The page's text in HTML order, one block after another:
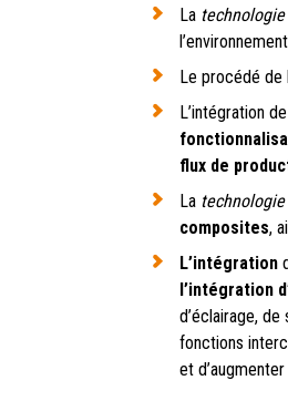
La technologie
Le procédé de
L’intégration
flux de
La technologie
composites,
L’intégration
l’intégration
d’éclairage,
fonctions
et